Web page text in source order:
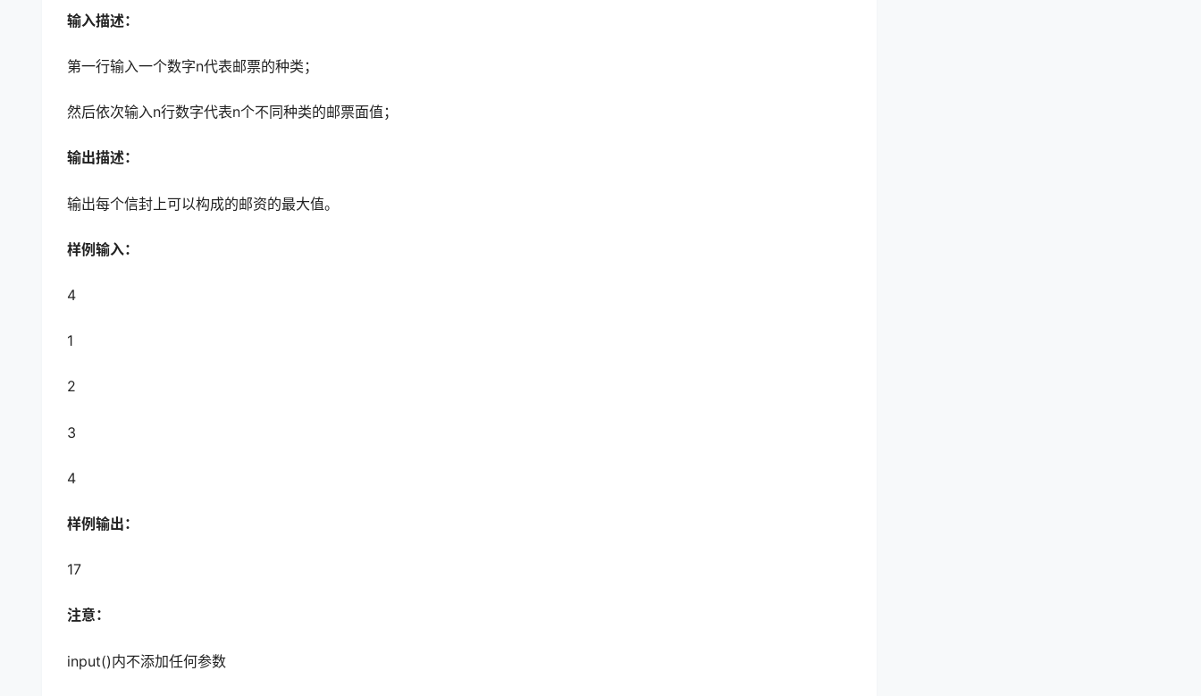
输入描述：
第一行输入一个数字n代表邮票的种类；
然后依次输入n行数字代表n个不同种类的邮票面值；
输出描述：
输出每个信封上可以构成的邮资的最大值。
样例输入：
4
1
2
3
4
样例输出：
17
注意：
input()内不添加任何参数